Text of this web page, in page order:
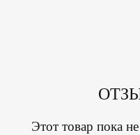
Этот товар пока